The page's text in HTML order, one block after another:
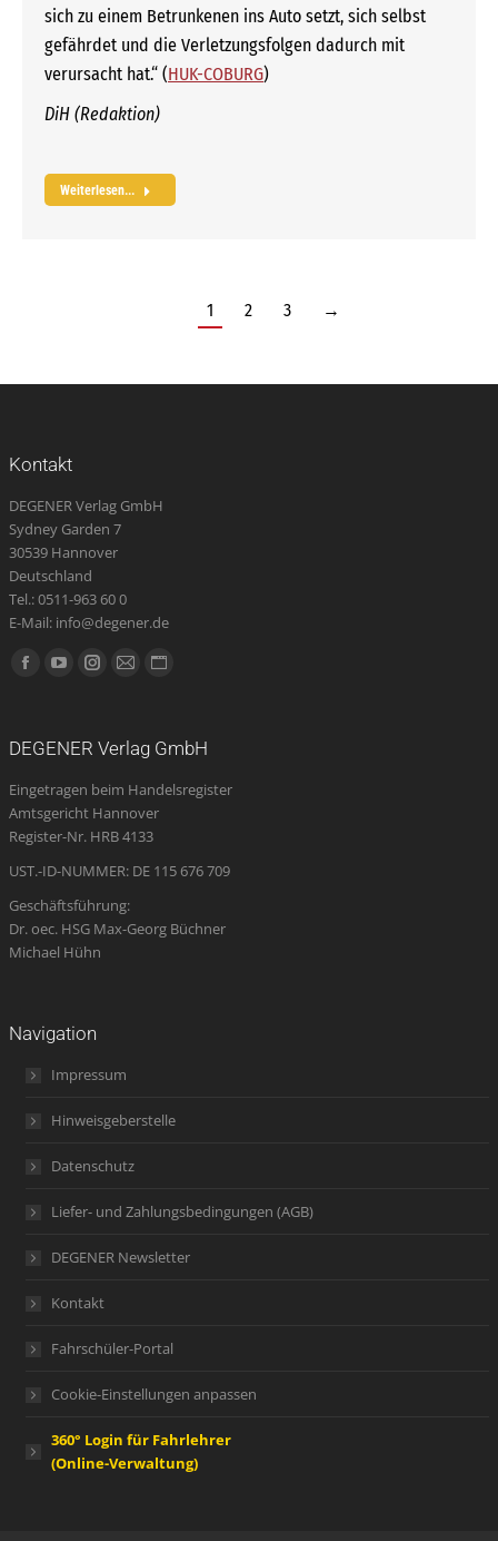
sich zu einem Betrunkenen ins Auto setzt, sich selbst
gefährdet und die Verletzungsfolgen dadurch mit
verursacht hat.“ (HUK-COBURG)
DiH (Redaktion)
Weiterlesen...
1 2 3 →
Kontakt
DEGENER Verlag GmbH
Sydney Garden 7
30539 Hannover
Deutschland
Tel.: 0511-963 60 0
E-Mail: info@degener.de
Finden Sie uns auf:
Facebook
new
window
YouTube
new
window
Instagram
new
window
E-
opens
in
new
Website
new
DEGENER Verlag GmbH
Eingetragen beim Handelsregister
Amtsgericht Hannover
Register-Nr. HRB 4133
UST.-ID-NUMMER: DE 115 676 709
Geschäftsführung:
Dr. oec. HSG Max-Georg Büchner
Michael Hühn
Navigation
Impressum
Hinweisgeberstelle
Datenschutz
Liefer- und Zahlungsbedingungen (AGB)
DEGENER Newsletter
Kontakt
Fahrschüler-Portal
Cookie-Einstellungen anpassen
360° Login für Fahrlehrer
(Online-Verwaltung)